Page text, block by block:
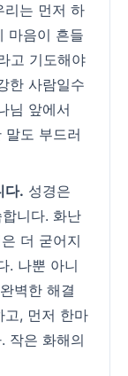
리는 먼저 하
마음이 흔들
고 기도해야
한 사람일수
님 앞에서
말도 부드러
다. 성경은
니다. 화난
더 굳어지
. 나뿐 아니
벽한 해결
고, 먼저 한마
작은 화해의